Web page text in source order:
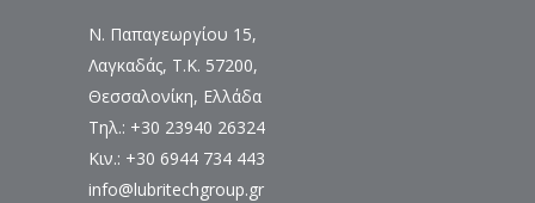
Ν. Παπαγεωργίου 15,
Λαγκαδάς, Τ.Κ. 57200,
Θεσσαλονίκη, Ελλάδα
Τηλ.: +30 23940 26324
Κιν.: +30 6944 734 443
info@lubritechgroup.gr